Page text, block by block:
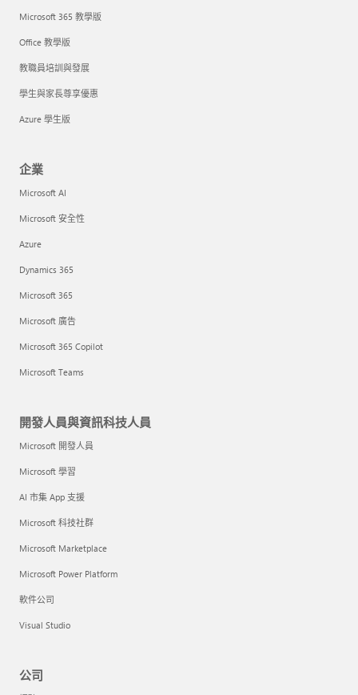
Microsoft 365 教學版
Office 教學版
教職員培訓與發展
學生與家長尊享優惠
Azure 學生版
企業
Microsoft AI
Microsoft 安全性
Azure
Dynamics 365
Microsoft 365
Microsoft 廣告
Microsoft 365 Copilot
Microsoft Teams
開發人員與資訊科技人員
Microsoft 開發人員
Microsoft 學習
AI 市集 App 支援
Microsoft 科技社群
Microsoft Marketplace
Microsoft Power Platform
軟件公司
Visual Studio
公司